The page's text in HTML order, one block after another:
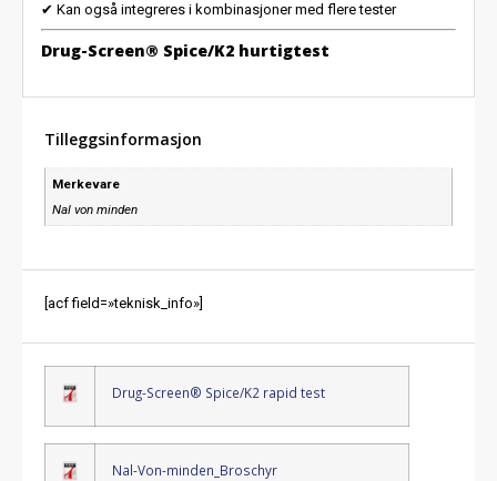
✔ Kan også integreres i kombinasjoner med flere tester
Drug-Screen® Spice/K2 hurtigtest
Tilleggsinformasjon
Merkevare
Nal von minden
[acf field=»teknisk_info»]
Drug-Screen® Spice/K2 rapid test
Nal-Von-minden_Broschyr